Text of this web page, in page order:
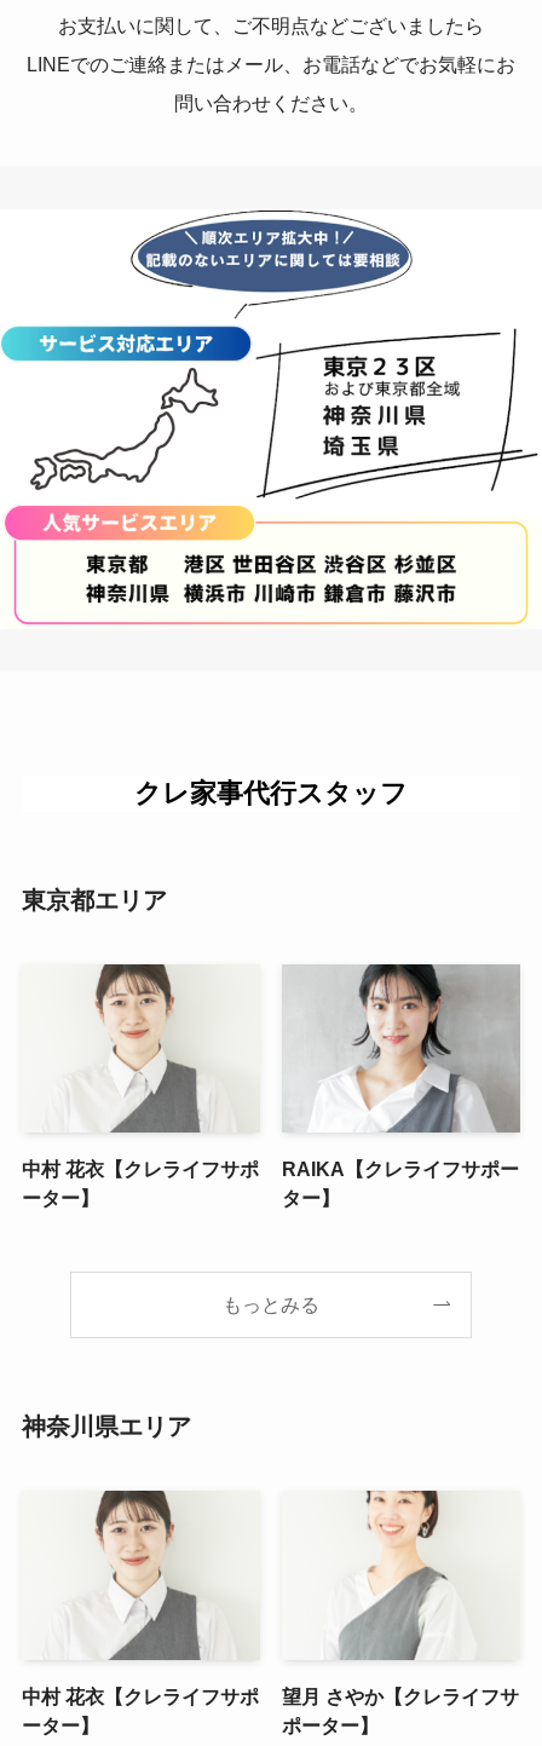
お支払いに関して、ご不明点などございましたら
LINEでのご連絡またはメール、お電話などでお気軽にお
問い合わせください。
クレ家事代行スタッフ
東京都エリア
中村 花衣【クレライフサポ
ーター】
RAIKA【クレライフサポー
ター】
もっとみる
神奈川県エリア
中村 花衣【クレライフサポ
ーター】
望月 さやか【クレライフサ
ポーター】